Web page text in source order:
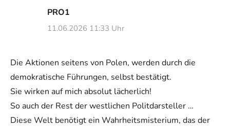
PRO1
11.06.2026 11:33 Uhr
Die Aktionen seitens von Polen, werden durch die
demokratische Führungen, selbst bestätigt.
Sie wirken auf mich absolut lächerlich!
So auch der Rest der westlichen Politdarsteller …
Diese Welt benötigt ein Wahrheitsmisterium, das der